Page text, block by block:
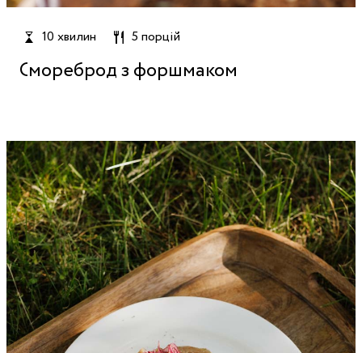
10 хвилин 5 порцій
Смореброд з форшмаком